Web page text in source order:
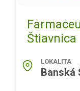
Štiavnica
LOKALITA
Banská